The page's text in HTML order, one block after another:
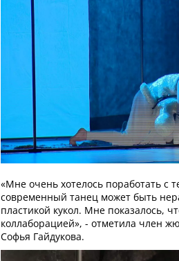
«Мне очень хотелось поработать с
современный танец может быть
пластикой кукол. Мне показалось,
коллаборацией», - отметила член
Софья Гайдукова.